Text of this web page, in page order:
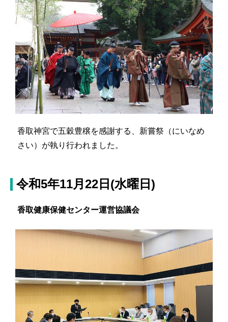
香取神宮で五穀豊穣を感謝する、新嘗祭（にいなめ
さい）が執り行われました。
令和5年11月22日(水曜日)
香取健康保健センター運営協議会